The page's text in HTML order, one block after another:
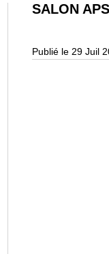
SALON
Publié le 29 Juil